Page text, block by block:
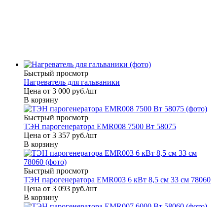
Быстрый просмотр
Нагреватель для гальваники
Цена от 3 000 руб./шт
В корзину
Быстрый просмотр
ТЭН парогенератора EMR008 7500 Вт 58075
Цена от 3 357 руб./шт
В корзину
Быстрый просмотр
ТЭН парогенератора EMR003 6 кВт 8,5 см 33 см 78060
Цена от 3 093 руб./шт
В корзину